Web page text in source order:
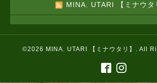
MINA. UTARI 【ミナウタ
©2026 MINA. UTARI 【ミナウタリ】 . All